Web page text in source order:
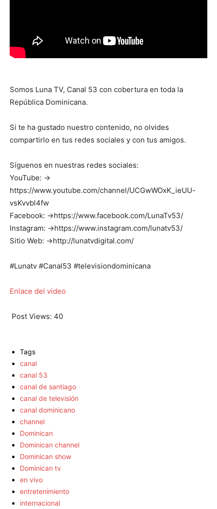
Somos Luna TV, Canal 53 con cobertura en toda la
República Dominicana.
Si te ha gustado nuestro contenido, no olvides
compartirlo en tus redes sociales y con tus amigos.
Síguenos en nuestras redes sociales:
YouTube: →
https://www.youtube.com/channel/UCGwWOxK_ieUU-
vsKvvbl4fw
Facebook: →https://www.facebook.com/LunaTv53/
Instagram: →https://www.instagram.com/lunatv53/
Sitio Web: →http://lunatvdigital.com/
#Lunatv #Canal53 #televisiondominicana
Enlace del video
Post Views: 40
Tags
canal
canal 53
canal de santiago
canal de televisión
canal dominicano
channel
Dominican
Dominican channel
Dominican show
Dominican tv
en vivo
entretenimiento
internacional